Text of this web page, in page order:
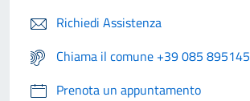
Richiedi Assistenza
Chiama il comune +39 085 895145
Prenota un appuntamento